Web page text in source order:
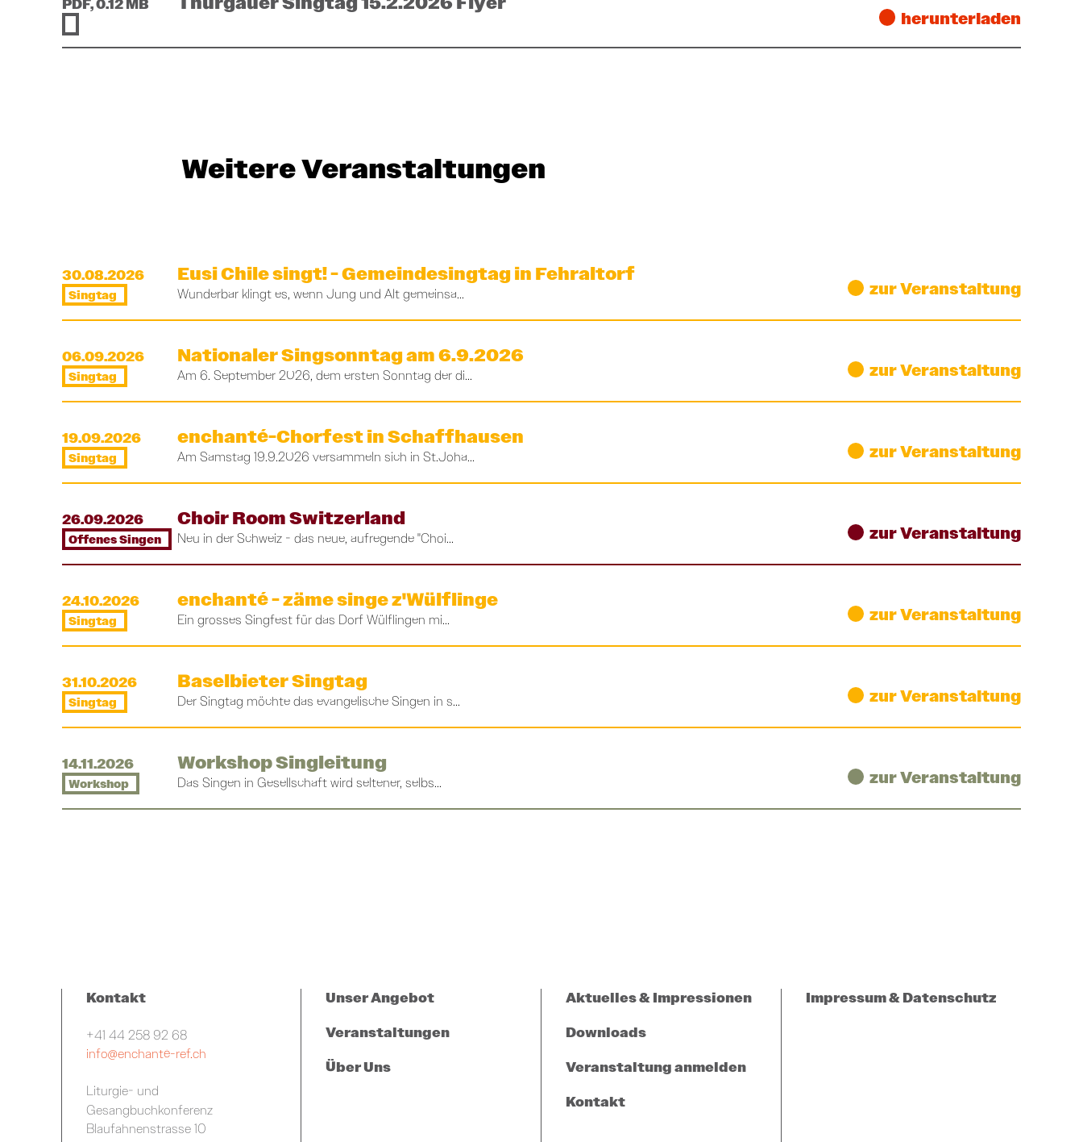
PDF, 0.12 MB
herunterladen
Weitere Ver­an­stal­tungen
30.08.2026
Singtag
Eusi Chile singt! - Gemeindesingtag in Fehraltorf
Wunderbar klingt es, wenn Jung und Alt gemeinsa... zur Veranstaltung
06.09.2026
Singtag
Nationaler Singsonntag am 6.9.2026
Am 6. September 2026, dem ersten Sonntag der di... zur Veranstaltung
19.09.2026
Singtag
enchanté-Chorfest in Schaffhausen
Am Samstag 19.9.2026 versammeln sich in St.Joha... zur Veranstaltung
26.09.2026
Offenes Singen
Choir Room Switzerland
Neu in der Schweiz - das neue, aufregende "Choi... zur Veranstaltung
24.10.2026
Singtag
enchanté - zäme singe z'Wülflinge
Ein grosses Singfest für das Dorf Wülflingen mi... zur Veranstaltung
31.10.2026
Singtag
Baselbieter Singtag
Der Singtag möchte das evangelische Singen in s... zur Veranstaltung
14.11.2026
Workshop
Workshop Singleitung
Das Singen in Gesellschaft wird seltener, selbs... zur Veranstaltung
Kontakt
+41 44 258 92 68
info@enchanté-ref.ch
Liturgie- und
Gesangbuchkonferenz
Blaufahnenstrasse 10
Unser Angebot
Veranstaltungen
Über Uns
Aktuelles & Impressionen
Downloads
Veranstaltung anmelden
Kontakt
Impressum & Datenschutz